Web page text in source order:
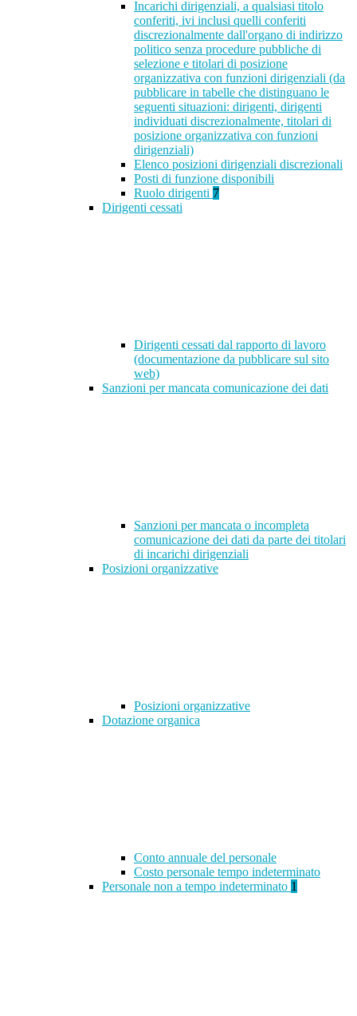
Incarichi dirigenziali, a qualsiasi titolo
conferiti, ivi inclusi quelli conferiti
discrezionalmente dall'organo di indirizzo
politico senza procedure pubbliche di
selezione e titolari di posizione
organizzativa con funzioni dirigenziali (da
pubblicare in tabelle che distinguano le
seguenti situazioni: dirigenti, dirigenti
individuati discrezionalmente, titolari di
posizione organizzativa con funzioni
dirigenziali)
Elenco posizioni dirigenziali discrezionali
Posti di funzione disponibili
Ruolo dirigenti 7
Dirigenti cessati
Dirigenti cessati dal rapporto di lavoro
(documentazione da pubblicare sul sito
web)
Sanzioni per mancata comunicazione dei dati
Sanzioni per mancata o incompleta
comunicazione dei dati da parte dei titolari
di incarichi dirigenziali
Posizioni organizzative
Posizioni organizzative
Dotazione organica
Conto annuale del personale
Costo personale tempo indeterminato
Personale non a tempo indeterminato 1